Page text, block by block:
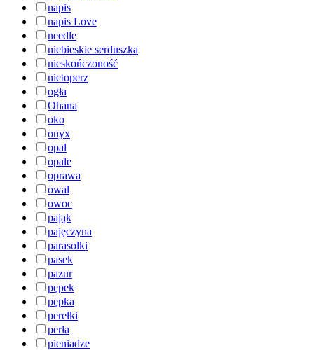
napis
napis Love
needle
niebieskie serduszka
nieskończoność
nietoperz
ogła
Ohana
oko
onyx
opal
opale
oprawa
owal
owoc
pająk
pajęczyna
parasolki
pasek
pazur
pępek
pępka
perełki
perła
pieniadze